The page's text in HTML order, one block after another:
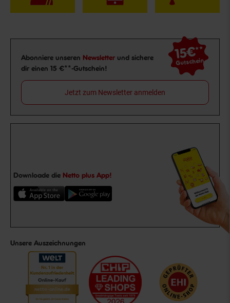
Newsletter Anmeldung
Abonniere unseren Newsletter und sichere
dir einen 15 €**-Gutschein!
15€**
Gutschein
Jetzt zum Newsletter anmelden
Downloade die Netto plus App!
Unsere Auszeichnungen